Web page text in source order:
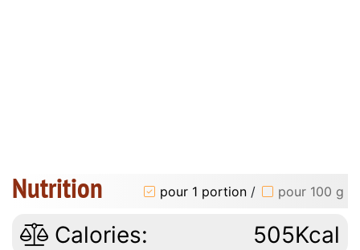
Nutrition pour 1 portion / pour 100 g
Calories: 505Kcal